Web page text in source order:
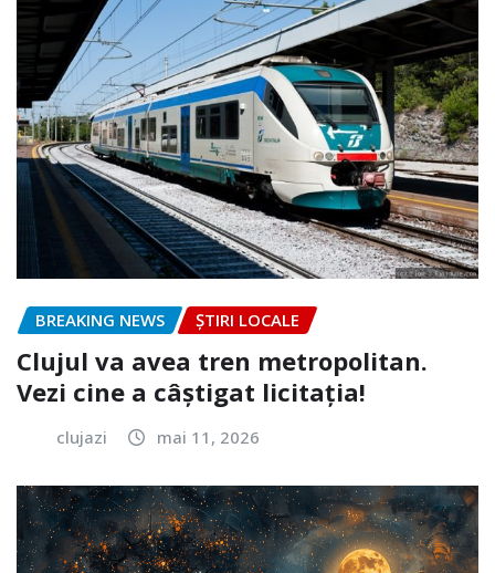
BREAKING NEWS ȘTIRI LOCALE
Clujul va avea tren metropolitan.
Vezi cine a câștigat licitația!
clujazi mai 11, 2026